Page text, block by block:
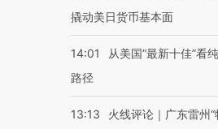
撬动美日货币基本面
14:01
从美国“最新十佳”看
路径
13:13
火线评论｜广东雷州